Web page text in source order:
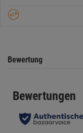
Bewertung